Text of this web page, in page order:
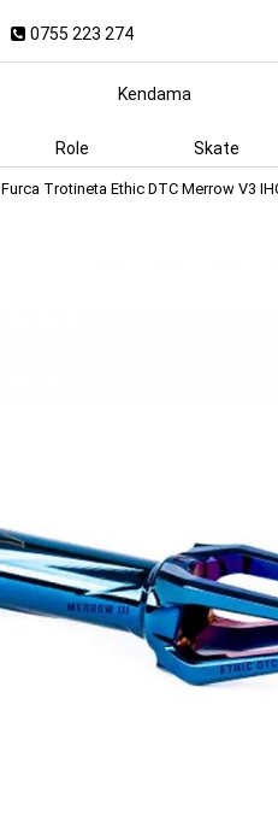
0755 223 274
Kendama
Role Skate
Furca Trotineta Ethic DTC Merrow V3